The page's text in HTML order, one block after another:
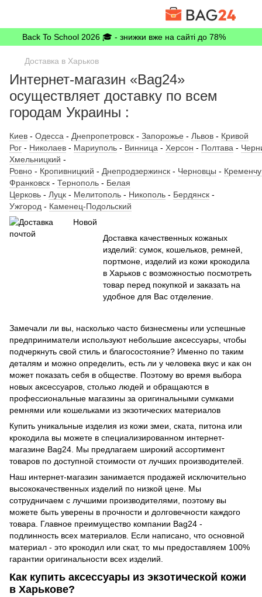
Back To School 2026 🎓 - знижки вже на сайті до 78%
Доставка в Харьков
Интернет-магазин «Bag24»
осуществляет доставку по всем
городам Украины :
Киев - Одесса - Днепропетровск - Запорожье - Львов - Кривой
Рог - Николаев - Мариуполь - Винница - Херсон - Полтава -
Хмельницкий -
Ровно - Кропивницкий - Днепродзержинск - Черновцы -
Франковск - Тернополь - Белая
Церковь - Луцк - Мелитополь - Никополь - Бердянск -
Ужгород - Каменец-Подольский
Доставка качественных кожаных
изделий: сумок, кошельков, ремней,
портмоне, изделий из кожи крокодила
в Харьков с возможностью посмотреть
товар перед покупкой и заказать на
удобное для Вас отделение.
Замечали ли вы, насколько часто бизнесмены или успешные
предприниматели используют небольшие аксессуары, чтобы
подчеркнуть свой стиль и благосостояние? Именно по таким
деталям и можно определить, есть ли у человека вкус и как он
может показать себя в обществе. Поэтому во время выбора
новых аксессуаров, столько людей и обращаются в
профессиональные магазины за оригинальными сумками
ремнями или кошельками из экзотических материалов
Купить уникальные изделия из кожи змеи, ската, питона или
крокодила вы можете в специализированном интернет-
магазине Bag24. Мы предлагаем широкий ассортимент
товаров по доступной стоимости от лучших производителей.
Наш интернет-магазин занимается продажей исключительно
высококачественных изделий по низкой цене. Мы
сотрудничаем с лучшими производителями, поэтому вы
можете быть уверены в прочности и долговечности каждого
товара. Главное преимущество компании Bag24 -
подлинность всех материалов. Если написано, что основной
материал - это крокодил или скат, то мы предоставляем 100%
гарантии оригинальности всех изделий.
Как купить аксессуары из экзотической кожи
в Харькове?